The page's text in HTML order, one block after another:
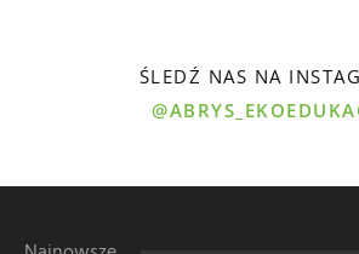
ŚLEDŹ NAS NA